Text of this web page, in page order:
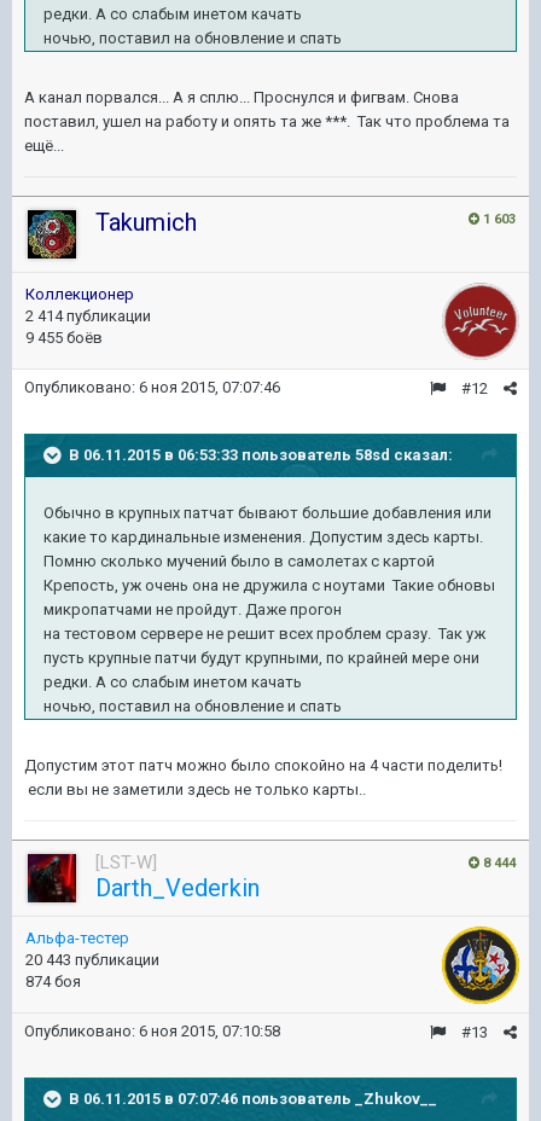
редки. А со слабым инетом качать
ночью, поставил на обновление и спать
А канал порвался... А я сплю... Проснулся и фигвам. Снова
поставил, ушел на работу и опять та же ***. Так что проблема та
ещё...
1 603
Takumich
Коллекционер
2 414 публикации
9 455 боёв
#12
Опубликовано: 6 ноя 2015, 07:07:46
В 06.11.2015 в 06:53:33 пользователь 58sd сказал:
Обычно в крупных патчат бывают большие добавления или
какие то кардинальные изменения. Допустим здесь карты.
Помню сколько мучений было в самолетах с картой
Крепость, уж очень она не дружила с ноутами Такие обновы
микропатчами не пройдут. Даже прогон
на тестовом сервере не решит всех проблем сразу. Так уж
пусть крупные патчи будут крупными, по крайней мере они
редки. А со слабым инетом качать
ночью, поставил на обновление и спать
Допустим этот патч можно было спокойно на 4 части поделить!
если вы не заметили здесь не только карты..
8 444
[LST-W]
Darth_Vederkin
Альфа-тестер
20 443 публикации
874 боя
#13
Опубликовано: 6 ноя 2015, 07:10:58
В 06.11.2015 в 07:07:46 пользователь _Zhukov__